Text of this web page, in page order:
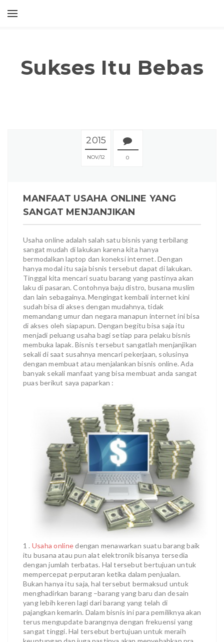
Sukses Itu Bebas
2015
NOV 12 0
MANFAAT USAHA ONLINE YANG
SANGAT MENJANJIKAN
Usaha online adalah salah satu bisnis yang terbilang
sangat mudah di lakukan karena kita hanya
bermodalkan laptop dan koneksi internet. Dengan
hanya modal itu saja bisnis tersebut dapat di lakukan.
Tinggal kita mencari suatu barang yang pastinya akan
laku di pasaran. Contohnya baju distro, busana muslim
dan lain sebagainya. Mengingat kembali internet kini
sudah bisa di akses dengan mudahnya, tidak
memandang umur dan negara manapun internet ini bisa
di akses oleh siapapun. Dengan begitu bisa saja itu
menjadi peluang usaha bagi setiap para pelaku bisnis
membuka lapak. Bisnis tersebut sangatlah menjanjikan
sekali di saat susahnya mencari pekerjaan, solusinya
dengan membuat atau menjalankan bisnis online. Ada
banyak sekali manfaat yang bisa membuat anda sangat
puas berikut saya paparkan :
1 . Usaha onlinedengan menawarkan suatu barang baik
itu busana atau pun alat elektronik bisanya tersedia
dengan jumlah terbatas. Hal tersebut bertujuan untuk
mempercepat perputaran ketika dalam penjualan.
Bukan hanya itu saja, hal tersebut bermaksud untuk
menghadirkan barang –barang yang baru dan desain
yang lebih keren lagi dari barang yang telah di
pajangkan kemarin. Dalam bisnis ini para pemiliknya akan
terus mengupdate barangnya dengan frekuensi yang
sangat tinggi. Hal tersebut bertujuan untuk meraih